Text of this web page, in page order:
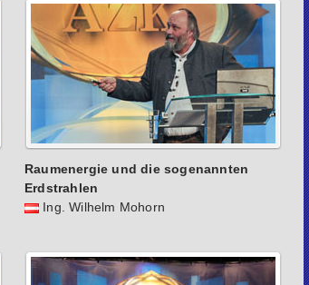
Raumenergie und die sogenannten
Erdstrahlen
Ing. Wilhelm Mohorn